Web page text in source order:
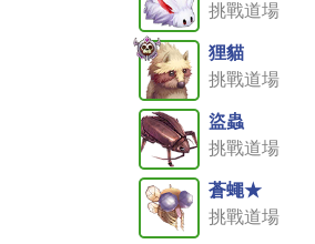
挑戰道場
狸貓
挑戰道場
盜蟲
挑戰道場
蒼蠅★
挑戰道場